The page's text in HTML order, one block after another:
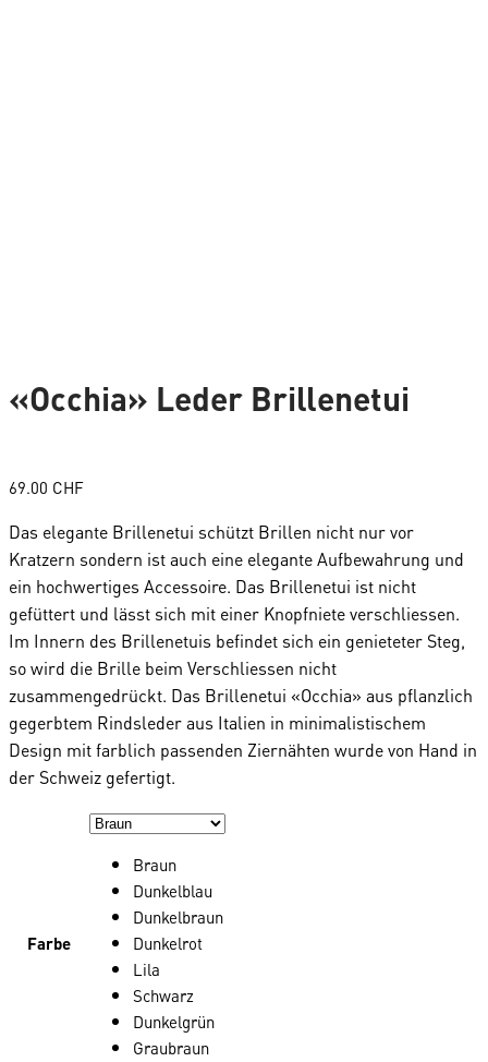
«Occhia» Leder Brillenetui
69.00 CHF
Das elegante Brillenetui schützt Brillen nicht nur vor
Kratzern sondern ist auch eine elegante Aufbewahrung und
ein hochwertiges Accessoire. Das Brillenetui ist nicht
gefüttert und lässt sich mit einer Knopfniete verschliessen.
Im Innern des Brillenetuis befindet sich ein genieteter Steg,
so wird die Brille beim Verschliessen nicht
zusammengedrückt. Das Brillenetui «Occhia» aus pflanzlich
gegerbtem Rindsleder aus Italien in minimalistischem
Design mit farblich passenden Ziernähten wurde von Hand in
der Schweiz gefertigt.
Farbe
Braun
Dunkelblau
Dunkelbraun
Dunkelrot
Lila
Schwarz
Dunkelgrün
Graubraun